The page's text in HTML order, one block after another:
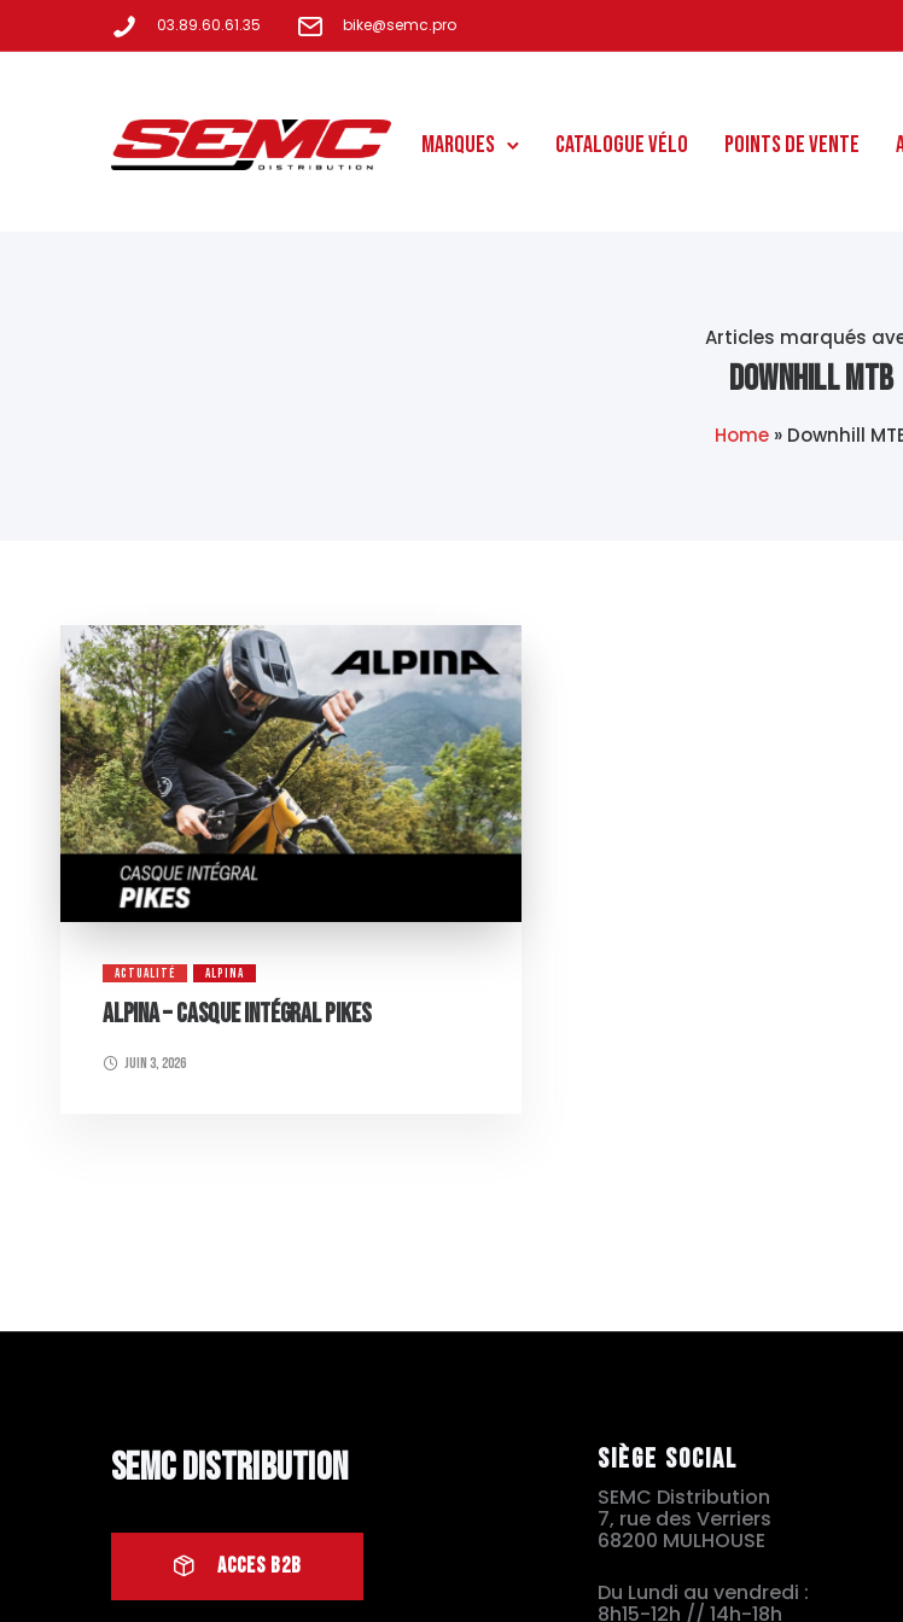
03.89.60.61.35 bike@semc.pro
Marques Catalogue Vélo Points de Vente
Articles marqués
Downhill MTB
Home » Downhill
ACTUALITÉ ALPINA
ALPINA – CASQUE INTÉGRAL PIKES
juin 3, 2026
SEMC Distribution
ACCES B2B
Siège social
SEMC Distribution
7, rue des Verriers
68200 MULHOUSE
Du Lundi au vendredi :
8h15-12h // 14h-18h